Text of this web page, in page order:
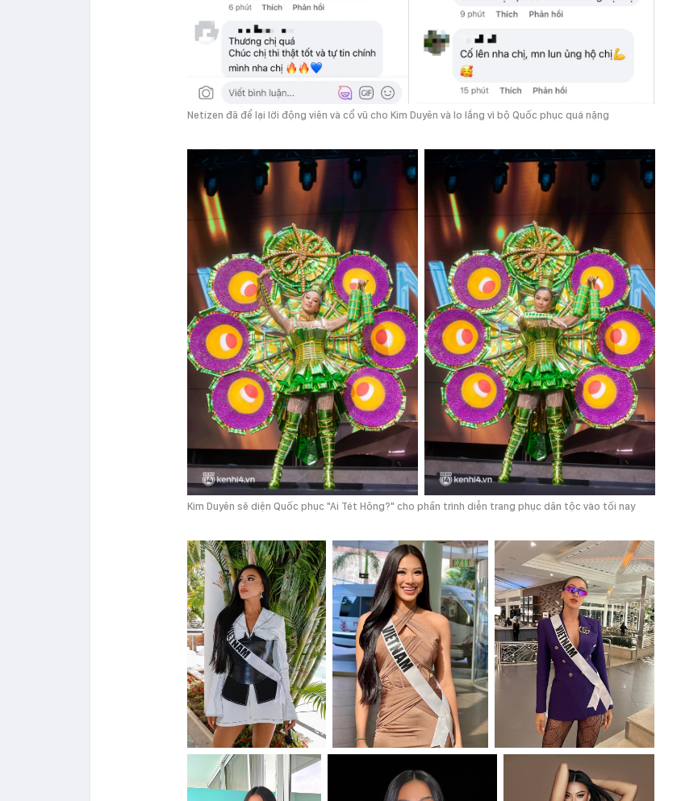
Netizen đã để lại lời động viên và cổ vũ cho Kim Duyên và lo lắng vì bộ Quốc phục quá nặng
Kim Duyên sẽ diện Quốc phục "Ai Tét Hông?" cho phần trình diễn trang phục dân tộc vào tối nay